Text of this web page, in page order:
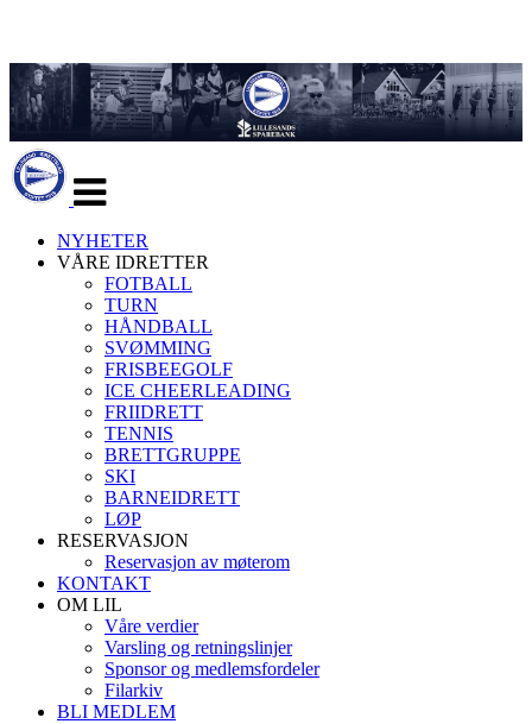
navigasjon
NYHETER
VÅRE IDRETTER
FOTBALL
TURN
HÅNDBALL
SVØMMING
FRISBEEGOLF
ICE CHEERLEADING
FRIIDRETT
TENNIS
BRETTGRUPPE
SKI
BARNEIDRETT
LØP
RESERVASJON
Reservasjon av møterom
KONTAKT
OM LIL
Våre verdier
Varsling og retningslinjer
Sponsor og medlemsfordeler
Filarkiv
BLI MEDLEM